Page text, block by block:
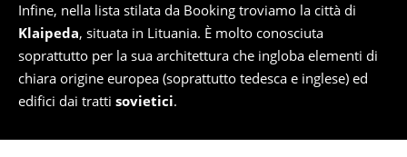
Infine, nella lista stilata da Booking troviamo la città di
Klaipeda, situata in Lituania. È molto conosciuta
soprattutto per la sua architettura che ingloba elementi di
chiara origine europea (soprattutto tedesca e inglese) ed
edifici dai tratti sovietici.